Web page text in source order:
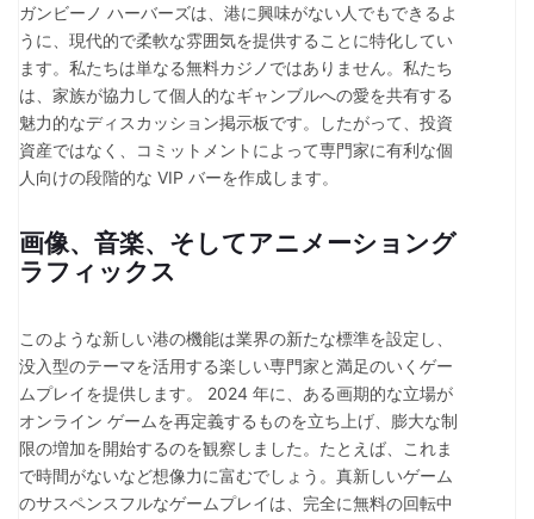
ガンビーノ ハーバーズは、港に興味がない人でもできるよ
うに、現代的で柔軟な雰囲気を提供することに特化してい
ます。私たちは単なる無料カジノではありません。私たち
は、家族が協力して個人的なギャンブルへの愛を共有する
魅力的なディスカッション掲示板です。したがって、投資
資産ではなく、コミットメントによって専門家に有利な個
人向けの段階的な VIP バーを作成します。
画像、音楽、そしてアニメーショング
ラフィックス
このような新しい港の機能は業界の新たな標準を設定し、
没入型のテーマを活用する楽しい専門家と満足のいくゲー
ムプレイを提供します。 2024 年に、ある画期的な立場が
オンライン ゲームを再定義するものを立ち上げ、膨大な制
限の増加を開始するのを観察しました。たとえば、これま
で時間がないなど想像力に富むでしょう。真新しいゲーム
のサスペンスフルなゲームプレイは、完全に無料の回転中